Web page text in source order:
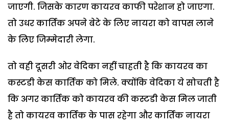
जाएगी. जिसके कारण कायरव काफी परेशान हो जाएगा.
तो उधर कार्तिक अपने बेटे के लिए नायरा को वापस लाने
के लिए जिम्मेदारी लेगा.
तो वही दूसरी ओर वेदिका नहीं चाहती है कि कायरव का
कस्टडी केस कार्तिक को मिले. क्योंकि वेदिका ये सोचती है
कि अगर कार्तिक को कायरव की कस्टडी केस मिल जाती
है तो कायरव कार्तिक के पास रहेगा और कार्तिक नायरा